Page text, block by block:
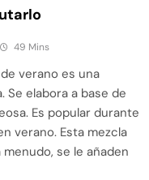
49 Mins
verano es una
elabora a base de
Es popular durante
verano. Esta mezcla
se le añaden